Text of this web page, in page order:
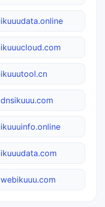
ikuuudata.online
ikuuucloud.com
ikuuutool.cn
dnsikuuu.com
ikuuuinfo.online
ikuuudata.com
webikuuu.com